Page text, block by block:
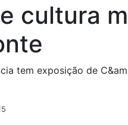
cultura
tem exposição de